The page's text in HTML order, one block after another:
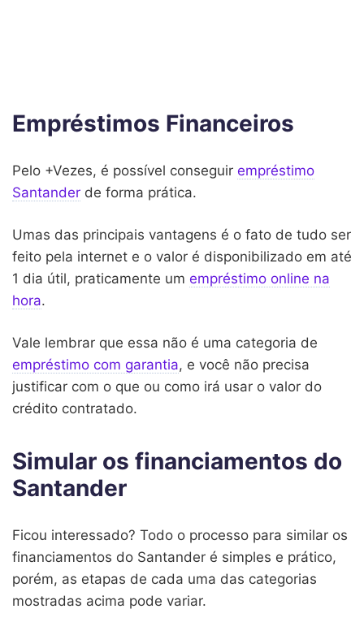
Empréstimos Financeiros
Pelo +Vezes, é possível conseguir empréstimo
Santander de forma prática.
Umas das principais vantagens é o fato de tudo ser
feito pela internet e o valor é disponibilizado em até
1 dia útil, praticamente um empréstimo online na
hora.
Vale lembrar que essa não é uma categoria de
empréstimo com garantia, e você não precisa
justificar com o que ou como irá usar o valor do
crédito contratado.
Simular os financiamentos do
Santander
Ficou interessado? Todo o processo para similar os
financiamentos do Santander é simples e prático,
porém, as etapas de cada uma das categorias
mostradas acima pode variar.